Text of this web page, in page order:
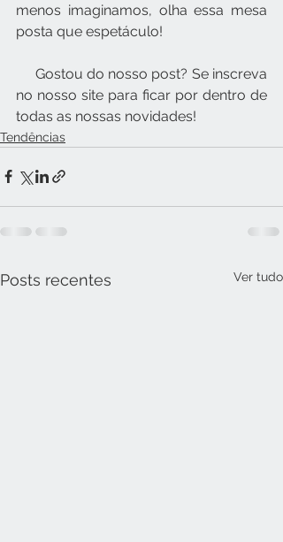
menos imaginamos, olha essa mesa
posta que espetáculo!
no nosso site para ficar por dentro de
todas as nossas novidades!
Tendências
Posts recentes Ver tudo